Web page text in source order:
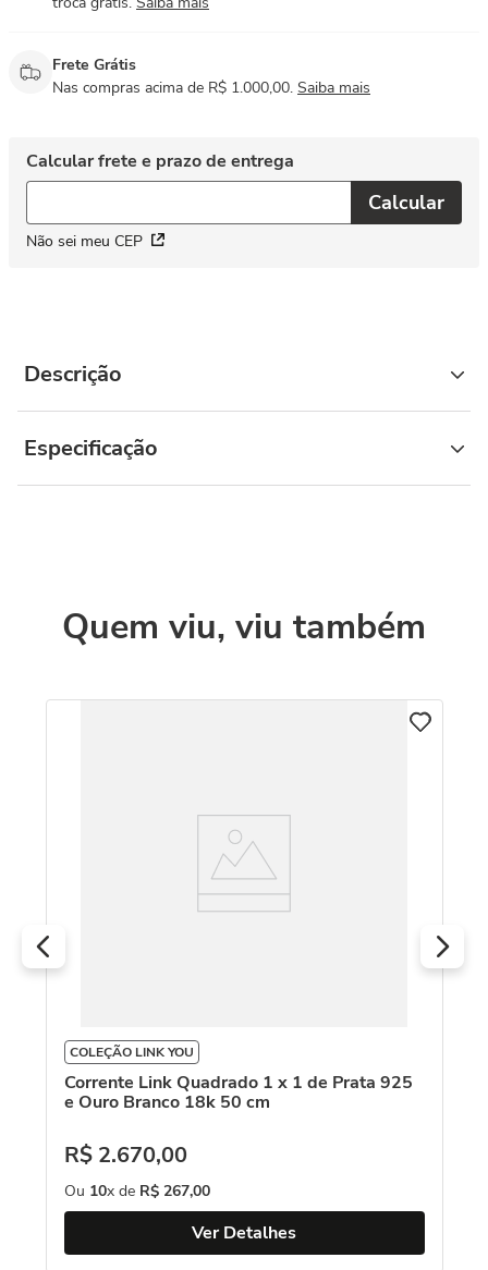
Frete Grátis
Nas compras acima de R$ 1.000,00. Saiba mais
Não sei meu CEP
Descrição
Especificação
Quem viu, viu também
COLEÇÃO LINK YOU
Corrente Link Quadrado 1 x 1 de Prata 925
e Ouro Branco 18k 50 cm
R$ 2.670,00
Ou 10x de R$ 267,00
Ver Detalhes